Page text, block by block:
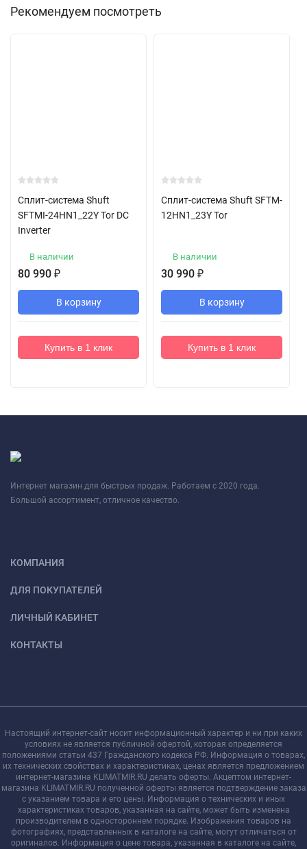
Рекомендуем посмотреть
Сплит-система Shuft
SFTMI-24HN1_22Y Tor DC
Inverter
В наличии
80 990 ₽
В корзину
Купить в 1 клик
Сплит-система Shuft SFTM-
12HN1_23Y Tor
В наличии
30 990 ₽
В корзину
Купить в 1 клик
Интернет магазин для быстрых продаж. Работаем с 2020 года.
Большой ассортимент, отличное качество.
КОМПАНИЯ
ДЛЯ ПОКУПАТЕЛЕЙ
ЛИЧНЫЙ КАБИНЕТ
КОНТАКТЫ
Настоящий интернет-сайт носит информационный характер и ни при каких
условиях не является публичной офертой, которая определяется
положениями статьи 437 Гражданского кодекса РФ. Информация о товарах,
их технических свойствах и характеристиках, ценах является предложением
интернет-магазина KLIMATMIR.RU делать оферты. Акцептом интернет-
магазина KLIMATMIR.RU полученной оферты является подтверждение заказа
с указанием товара и его цены. Информация о технических и иных
характеристиках товаров, указанная на сайте, может быть изменена
производителем в одностороннем порядке. Изображения товаров на
фотографиях, представленных в каталоге на сайте, могут отличаться от
оригиналов. Информация о цене товара, указанная в каталоге на сайте,